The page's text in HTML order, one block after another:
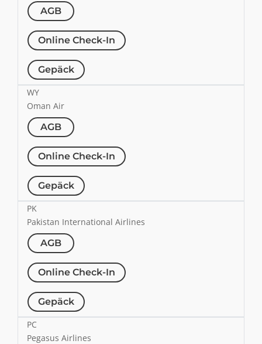
AGB
Online Check-In
Gepäck
WY
Oman Air
AGB
Online Check-In
Gepäck
PK
Pakistan International Airlines
AGB
Online Check-In
Gepäck
PC
Pegasus Airlines